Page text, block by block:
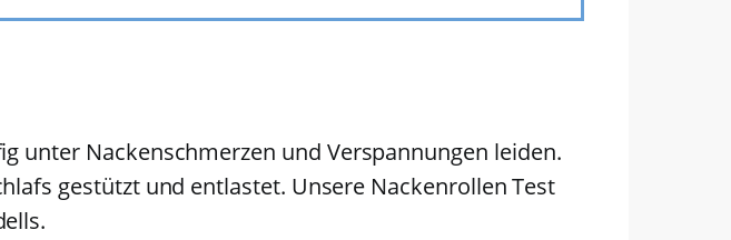
unter Nackenschmerzen und Verspannungen leiden.
gestützt und entlastet. Unsere Nackenrollen Test